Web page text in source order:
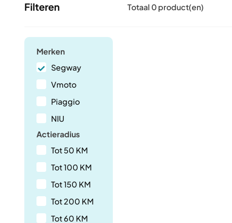
Filteren Totaal 0 product(en)
Merken
Segway
Vmoto
Piaggio
NIU
Actieradius
Tot 50 KM
Tot 100 KM
Tot 150 KM
Tot 200 KM
Tot 60 KM